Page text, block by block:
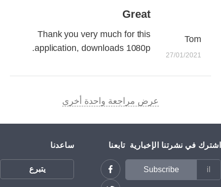
Tom
27/01/2021
Great
Thank you very much for this
application, downloads 1080p.
عرض مراجعة واحدة أخرى
اشترك في نشرتنا الإخبارية تابعنا ساعدنا
يتبرع